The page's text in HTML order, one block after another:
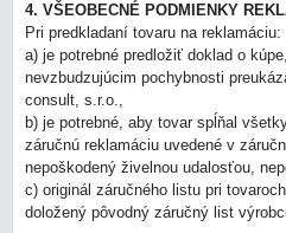
4. VŠEOBECNÉ PODMIENKY
Pri predkladaní tovaru na reklamáciu:
a) je potrebné predložiť doklad o
nevzbudzujúcim pochybnosti
consult, s.r.o.,
b) je potrebné, aby tovar spĺňal
záručnú reklamáciu uvedené v
nepoškodený živelnou udalosťou,
c) originál záručného listu pri
doložený pôvodný záručný list